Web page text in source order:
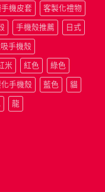
機皮套 客製化禮物
手機殼推薦 日式
手機殼
米 紅色 綠色
手機殼 藍色 貓
龍